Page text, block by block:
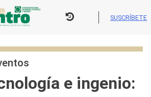
SUSCRÍBETE
e ingenio: